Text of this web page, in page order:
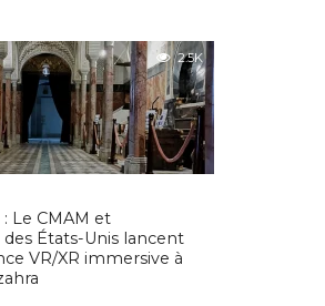
2.5K
Le CMAM et
des États-Unis lancent
VR/XR immersive à